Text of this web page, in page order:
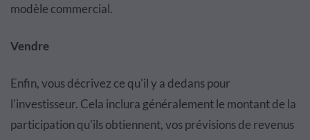
modèle commercial.
Vendre
Enfin, vous décrivez ce qu'il y a dedans pour
l'investisseur. Cela inclura généralement le montant de la
participation qu'ils obtiennent, vos prévisions de revenus